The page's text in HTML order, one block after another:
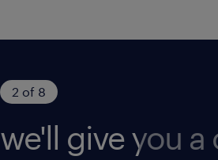
2 of 8
we'll give you a